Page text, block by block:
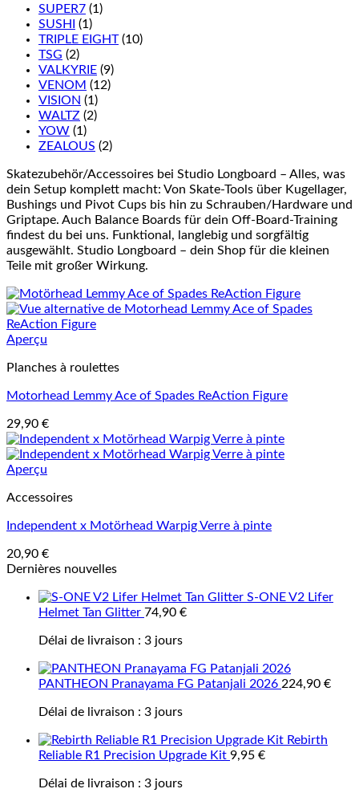
SUPER7 (1)
SUSHI
(1)
TRIPLE EIGHT (10)
TSG (2)
VALKYRIE (9)
VENOM (12)
VISION (1)
WALTZ (2)
YOW (1)
ZEALOUS (2)
Skatezubehör/Accessoires bei Studio Longboard – Alles, was
dein Setup komplett macht: Von Skate-Tools über Kugellager,
Bushings und Pivot Cups bis hin zu Schrauben/Hardware und
Griptape. Auch Balance Boards für dein Off-Board-Training
findest du bei uns. Funktional, langlebig und sorgfältig
ausgewählt. Studio Longboard – dein Shop für die kleinen
Teile mit großer Wirkung.
Aperçu
Planches à roulettes
Motorhead Lemmy Ace of Spades ReAction Figure
29,90 €
Aperçu
Accessoires
Independent x Motörhead Warpig Verre à pinte
20,90 €
Dernières nouvelles
S-ONE V2 Lifer
Helmet Tan Glitter 74,90 €
Délai de livraison : 3 jours
PANTHEON Pranayama FG Patanjali 2026 224,90 €
Délai de livraison : 3 jours
Rebirth
Reliable R1 Precision Upgrade Kit 9,95 €
Délai de livraison : 3 jours